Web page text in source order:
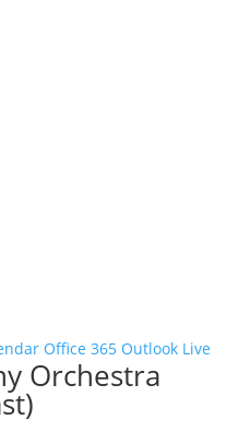
Office 365 Outlook Live
Orchestra